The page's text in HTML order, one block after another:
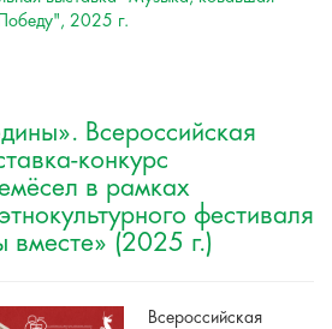
Победу", 2025 г.
Всероссийская
конкурс
в рамках
фестиваля
(2025 г.)
Всероссийская